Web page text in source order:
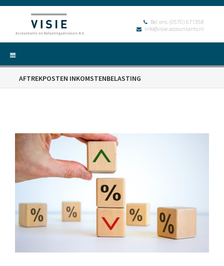
Bel ons: (0570) 671358
info@visie-accountants.nl
AFTREKPOSTEN INKOMSTENBELASTING